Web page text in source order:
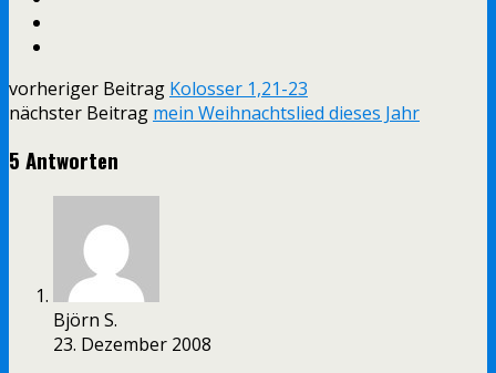
vorheriger Beitrag Kolosser 1,21-23
nächster Beitrag mein Weihnachtslied dieses Jahr
5 Antworten
Björn S.
23. Dezember 2008